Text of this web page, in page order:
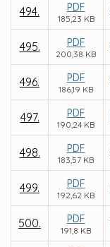
494. PDF
185,23 KB
495. PDF
200,38 KB
496. PDF
186,19 KB
497. PDF
190,24 KB
498. PDF
183,57 KB
499. PDF
192,62 KB
500. PDF
191,8 KB